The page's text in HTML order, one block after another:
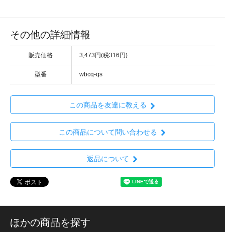
その他の詳細情報
販売価格 3,473円(税316円)
型番 wbcq-qs
この商品を友達に教える
この商品について問い合わせる
返品について
ほかの商品を探す